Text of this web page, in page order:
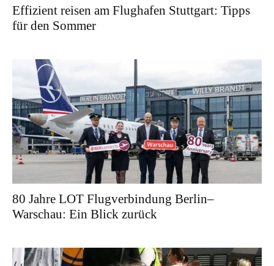
Effizient reisen am Flughafen Stuttgart: Tipps
für den Sommer
80 Jahre LOT Flugverbindung Berlin–
Warschau: Ein Blick zurück